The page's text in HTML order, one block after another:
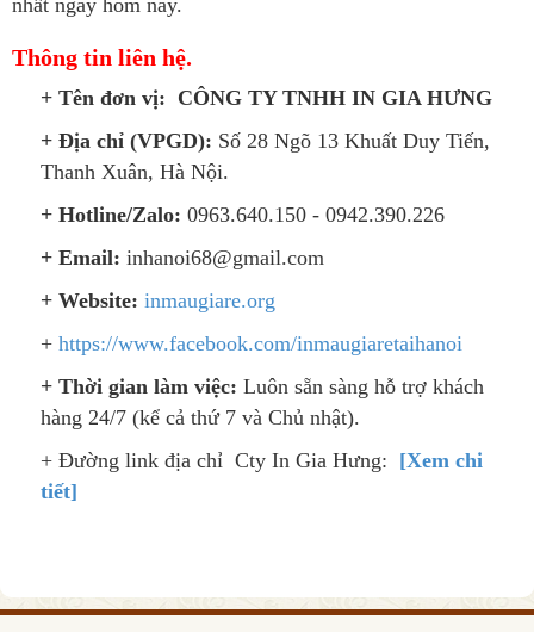
Thông tin liên hệ.
+ Tên đơn vị: CÔNG TY TNHH IN GIA HƯNG
+ Địa chỉ (VPGD): Số 28 Ngõ 13 Khuất Duy Tiến,
Thanh Xuân, Hà Nội.
+ Hotline/Zalo: 0963.640.150 - 0942.390.226
+ Email: inhanoi68@gmail.com
+ Website: inmaugiare.org
+ https://www.facebook.com/inmaugiaretaihanoi
+ Thời gian làm việc: Luôn sẵn sàng hỗ trợ khách
hàng 24/7 (kể cả thứ 7 và Chủ nhật).
+ Đường link địa chỉ Cty In Gia Hưng: [Xem chi
tiết]